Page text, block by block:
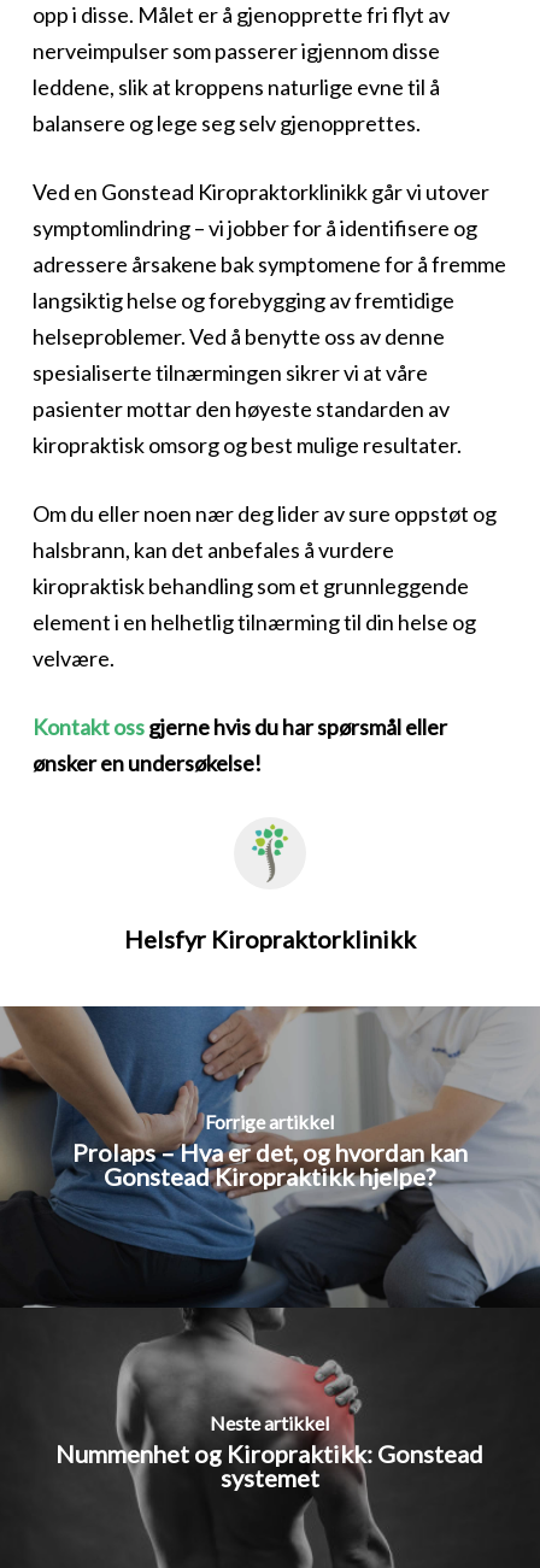
opp i disse. Målet er å gjenopprette fri flyt av
nerveimpulser som passerer igjennom disse
leddene, slik at kroppens naturlige evne til å
balansere og lege seg selv gjenopprettes.
Ved en Gonstead Kiropraktorklinikk går vi utover
symptomlindring – vi jobber for å identifisere og
adressere årsakene bak symptomene for å fremme
langsiktig helse og forebygging av fremtidige
helseproblemer. Ved å benytte oss av denne
spesialiserte tilnærmingen sikrer vi at våre
pasienter mottar den høyeste standarden av
kiropraktisk omsorg og best mulige resultater.
Om du eller noen nær deg lider av sure oppstøt og
halsbrann, kan det anbefales å vurdere
kiropraktisk behandling som et grunnleggende
element i en helhetlig tilnærming til din helse og
velvære.
Kontakt ossgjerne hvis du har spørsmål eller
ønsker en undersøkelse!
Helsfyr Kiropraktorklinikk
Forrige artikkel
Prolaps – Hva er det, og hvordan kan
Gonstead Kiropraktikk hjelpe?
Neste artikkel
Nummenhet og Kiropraktikk: Gonstead
systemet